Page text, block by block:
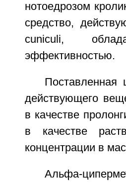
нотоедрозом
средство,
cuniculi,
эффективностью.
Поставленная
действующего
в качестве
в качестве
концентрации в
Альфа-